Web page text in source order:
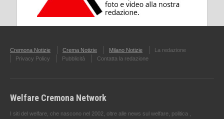
Cremona Notizie Crema Notizie Milano Notizie
La redazione
Privacy Policy
Pubblicità Contatta la redazione
Welfare Cremona Network
I siti del welfare, che nascono nel 2002, oltre alle news sul welfare, politica ,